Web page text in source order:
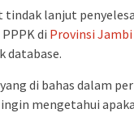
lanjut
di Provinsi Jambi
database.
di bahas dalam
mengetahui